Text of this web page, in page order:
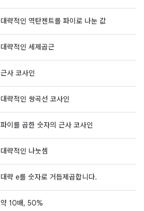
대략적인 역탄젠트를 파이로 나눈 값
대략적인 세제곱근
근사 코사인
대략적인 쌍곡선 코사인
파이를 곱한 숫자의 근사 코사인
대략적인 나눗셈
대략 e를 숫자로 거듭제곱합니다.
약 10배, 50%